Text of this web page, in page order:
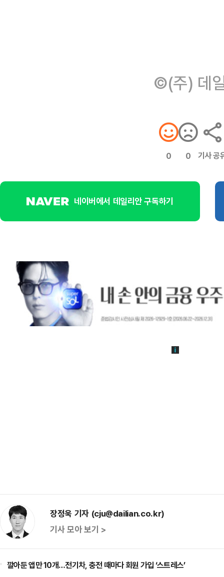
©(주) 데
0 0 기사 공
네이버에서 데일리안 구독하기
장정욱 기자 (cju@dailian.co.kr)
기사 모아 보기 >
깔아둔 앱만 10개…전기차, 충전 때마다 회원 가입 ‘스트레스’